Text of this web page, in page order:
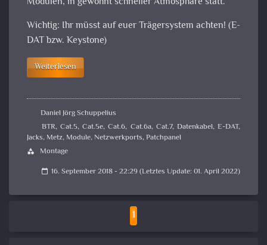
Wichtig: Ihr müsst auf euer Trägersystem achten! (E-
DAT bzw. Keystone)
Weiterlesen
Daniel Jörg Schuppelius
BTR,Cat.5,Cat.5e,Cat.6, Cat.6a, Cat.7, Datenkabel,E-DAT,
Jacks, Metz, Module,Netzwerkports,Patchpanel
category Montage
calendar_today 16. September 2018 - 22:29 (Letztes Update: 01. April 2022)
1